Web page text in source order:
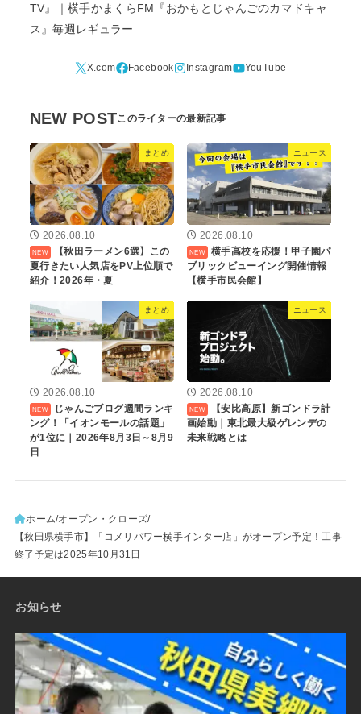
TV』｜横手かまくらFM『おかもとじゃんごのカマドキャ
ス』毎週レギュラー
NEW POST
まとめ
2026.08.10
【秋田ラーメン6選】この
夏行きたい人気店をPV上位順で
紹介！2026年・夏
ニュース
2026.08.10
横手高校を応援！甲子園パ
ブリックビューイング開催情報
【横手市民会館】
まとめ
2026.08.10
じゃんごブログ週間ランキ
ング！「イオンモールの話題」
が1位に｜2026年8月3日～8月9
日
ニュース
2026.08.10
【安比高原】新ゴンドラ計
画始動｜東北最大級ゲレンデの
未来戦略とは
ホーム オープン・クローズ
【秋田県横手市】「コメリパワー横手インター店」がオープン予定！工事
終了予定は2025年10月31日
お知らせ